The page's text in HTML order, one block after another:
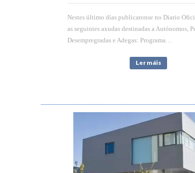
Nestes último días publicaronse no Diario
as seguintes axudas destinadas a Autónomos,
Desempregradas e Adegas: Programa…
Ler máis